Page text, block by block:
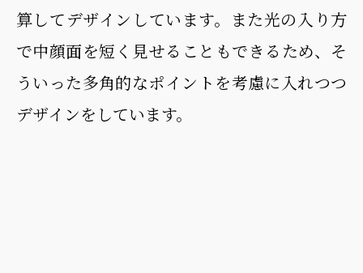
算してデザインしています。また光の入り方
で中顔面を短く見せることもできるため、そ
ういった多角的なポイントを考慮に入れつつ
デザインをしています。